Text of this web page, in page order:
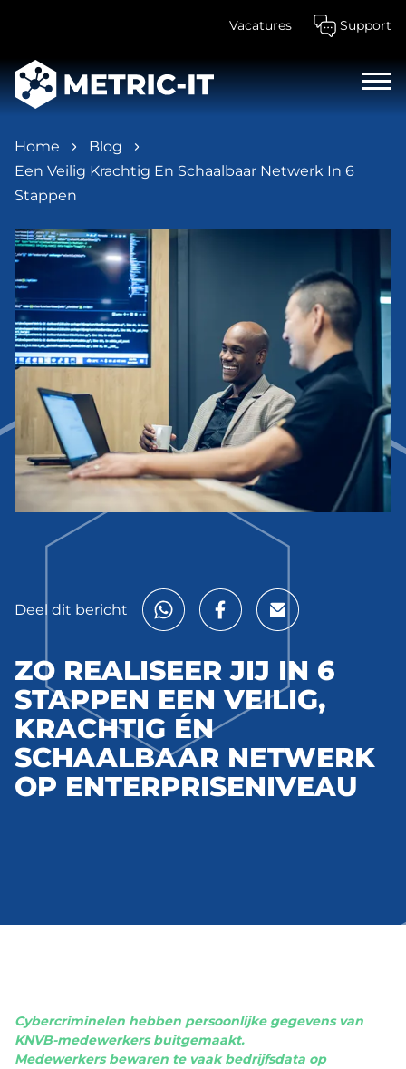
Vacatures Support
Home
Blog
Een Veilig Krachtig En Schaalbaar Netwerk In 6
Stappen
Deel dit bericht
ZO REALISEER JIJ IN 6
STAPPEN EEN VEILIG,
KRACHTIG ÉN
SCHAALBAAR NETWERK
OP ENTERPRISENIVEAU
Cybercriminelen hebben persoonlijke gegevens van
KNVB-medewerkers buitgemaakt.
Medewerkers bewaren te vaak bedrijfsdata op